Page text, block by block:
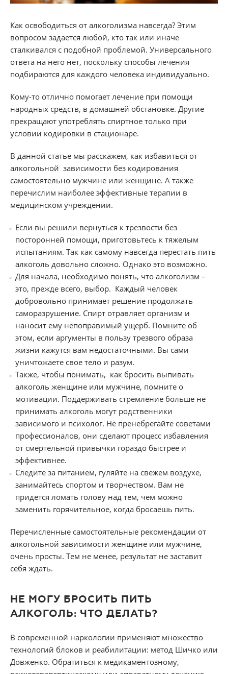
Как освободиться от алкоголизма навсегда? Этим
вопросом задается любой, кто так или иначе
сталкивался с подобной проблемой. Универсального
ответа на него нет, поскольку способы лечения
подбираются для каждого человека индивидуально.
Кому-то отлично помогает лечение при помощи
народных средств, в домашней обстановке. Другие
прекращают употреблять спиртное только при
условии кодировки в стационаре.
В данной статье мы расскажем, как избавиться от
алкогольной зависимости без кодирования
самостоятельно мужчине или женщине. А также
перечислим наиболее эффективные терапии в
медицинском учреждении.
Если вы решили вернуться к трезвости без
посторонней помощи, приготовьтесь к тяжелым
испытаниям. Так как самому навсегда перестать пить
алкоголь довольно сложно. Однако это возможно.
Для начала, необходимо понять, что алкоголизм –
это, прежде всего, выбор. Каждый человек
добровольно принимает решение продолжать
саморазрушение. Спирт отравляет организм и
наносит ему непоправимый ущерб. Помните об
этом, если аргументы в пользу трезвого образа
жизни кажутся вам недостаточными. Вы сами
уничтожаете свое тело и разум.
Также, чтобы понимать, как бросить выпивать
алкоголь женщине или мужчине, помните о
мотивации. Поддерживать стремление больше не
принимать алкоголь могут родственники
зависимого и психолог. Не пренебрегайте советами
профессионалов, они сделают процесс избавления
от смертельной привычки гораздо быстрее и
эффективнее.
Следите за питанием, гуляйте на свежем воздухе,
занимайтесь спортом и творчеством. Вам не
придется ломать голову над тем, чем можно
заменить горячительное, когда бросаешь пить.
Перечисленные самостоятельные рекомендации от
алкогольной зависимости женщине или мужчине,
очень просты. Тем не менее, результат не заставит
себя ждать.
НЕ МОГУ БРОСИТЬ ПИТЬ
АЛКОГОЛЬ: ЧТО ДЕЛАТЬ?
В современной наркологии применяют множество
технологий блоков и реабилитации: метод Шичко или
Довженко. Обратиться к медикаментозному,